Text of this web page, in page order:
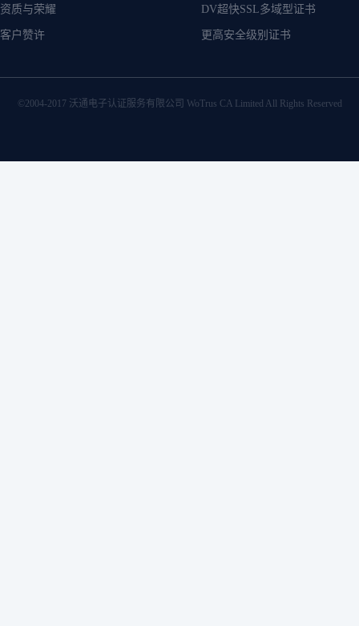
资质与荣耀
客户赞许
DV超快SSL多域型证书
更高安全级别证书
©2004-2017 沃通电子认证服务有限公司 WoTrus CA Limited All Rights Reserved